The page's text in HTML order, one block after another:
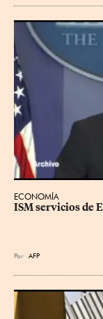
ECONOMÍA
ISM servicios de
Por AFP